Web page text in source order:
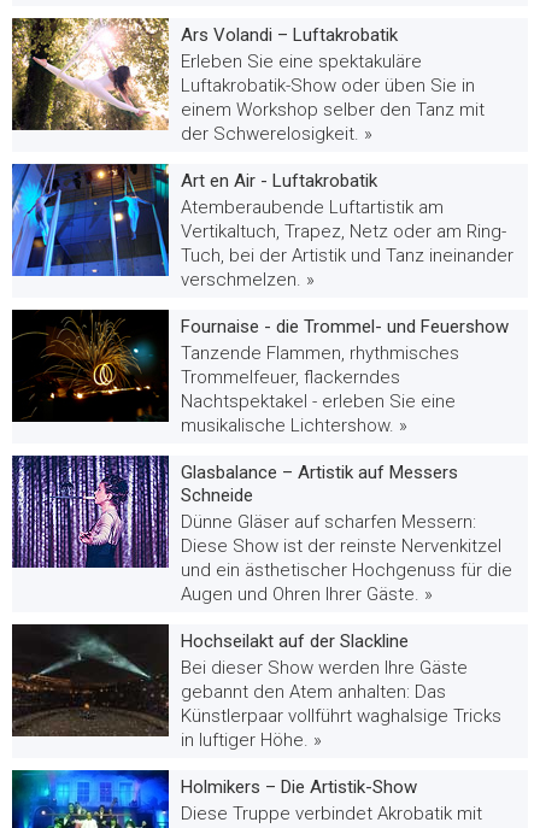
Ars Volandi – Luftakrobatik
Erleben Sie eine spektakuläre
Luftakrobatik-Show oder üben Sie in
einem Workshop selber den Tanz mit
der Schwerelosigkeit. »
Art en Air - Luftakrobatik
Atemberaubende Luftartistik am
Vertikaltuch, Trapez, Netz oder am Ring-
Tuch, bei der Artistik und Tanz ineinander
verschmelzen. »
Fournaise - die Trommel- und Feuershow
Tanzende Flammen, rhythmisches
Trommelfeuer, flackerndes
Nachtspektakel - erleben Sie eine
musikalische Lichtershow. »
Glasbalance – Artistik auf Messers
Schneide
Dünne Gläser auf scharfen Messern:
Diese Show ist der reinste Nervenkitzel
und ein ästhetischer Hochgenuss für die
Augen und Ohren Ihrer Gäste. »
Hochseilakt auf der Slackline
Bei dieser Show werden Ihre Gäste
gebannt den Atem anhalten: Das
Künstlerpaar vollführt waghalsige Tricks
in luftiger Höhe. »
Holmikers – Die Artistik-Show
Diese Truppe verbindet Akrobatik mit